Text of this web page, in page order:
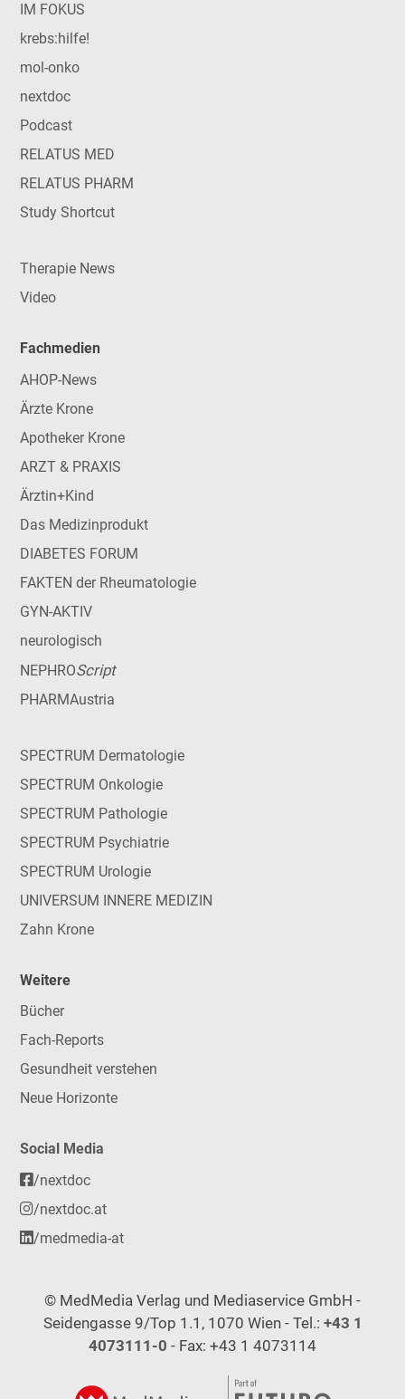
IM FOKUS
krebs:hilfe!
mol-onko
nextdoc
Podcast
RELATUS MED
RELATUS PHARM
Study Shortcut
Therapie News
Video
Fachmedien
AHOP-News
Ärzte Krone
Apotheker Krone
ARZT & PRAXIS
Ärztin+Kind
Das Medizinprodukt
DIABETES FORUM
FAKTEN der Rheumatologie
GYN-AKTIV
neurologisch
NEPHROScript
PHARMAustria
SPECTRUM Dermatologie
SPECTRUM Onkologie
SPECTRUM Pathologie
SPECTRUM Psychiatrie
SPECTRUM Urologie
UNIVERSUM INNERE MEDIZIN
Zahn Krone
Weitere
Bücher
Fach-Reports
Gesundheit verstehen
Neue Horizonte
Social Media
/nextdoc
/nextdoc.at
/medmedia-at
© MedMedia Verlag und Mediaservice GmbH -
Seidengasse 9/Top 1.1, 1070 Wien - Tel.: +43 1
4073111-0 - Fax: +43 1 4073114